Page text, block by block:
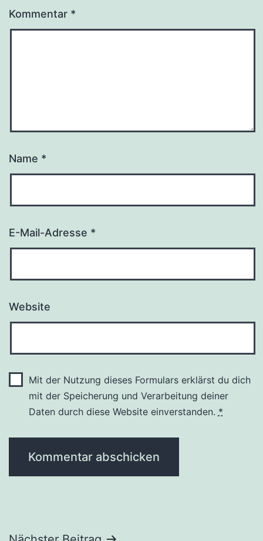
Kommentar *
Name *
E-Mail-Adresse *
Website
Mit der Nutzung dieses Formulars erklärst du dich
mit der Speicherung und Verarbeitung deiner
Daten durch diese Website einverstanden. *